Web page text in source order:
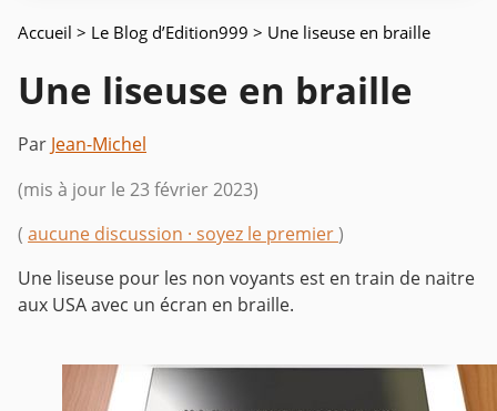
Accueil > Le Blog d’Edition999 > Une liseuse en braille
Une liseuse en braille
Par Jean-Michel
(mis à jour le 23 février 2023)
( aucune discussion · soyez le premier)
Une liseuse pour les non voyants est en train de naitre
aux USA avec un écran en braille.